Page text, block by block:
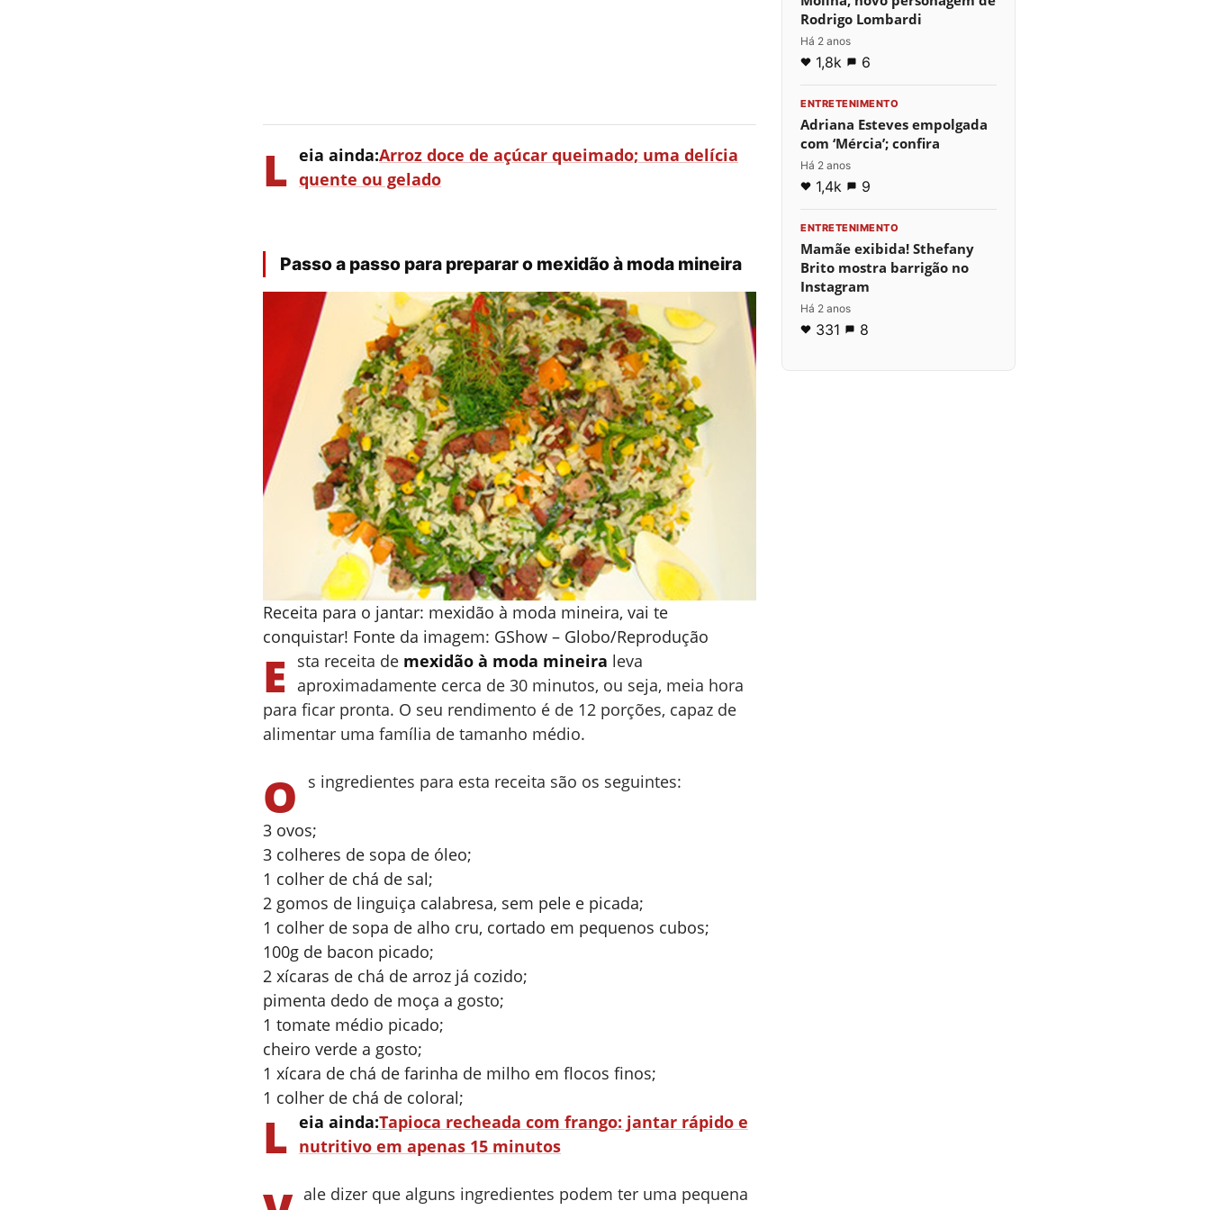
L eia ainda:Arroz doce de açúcar queimado; uma delícia
quente ou gelado
Passo a passo para preparar o mexidão à moda mineira
Receita para o jantar: mexidão à moda mineira, vai te
conquistar! Fonte da imagem: GShow – Globo/Reprodução
E sta receita de mexidão à moda mineira leva
aproximadamente cerca de 30 minutos, ou seja, meia hora
para ficar pronta. O seu rendimento é de 12 porções, capaz de
alimentar uma família de tamanho médio.
O s ingredientes para esta receita são os seguintes:
3 ovos;
3 colheres de sopa de óleo;
1 colher de chá de sal;
2 gomos de linguiça calabresa, sem pele e picada;
1 colher de sopa de alho cru, cortado em pequenos cubos;
100g de bacon picado;
2 xícaras de chá de arroz já cozido;
pimenta dedo de moça a gosto;
1 tomate médio picado;
cheiro verde a gosto;
1 xícara de chá de farinha de milho em flocos finos;
1 colher de chá de coloral;
L eia ainda:Tapioca recheada com frango: jantar rápido e
nutritivo em apenas 15 minutos
ale dizer que alguns ingredientes podem ter uma pequena
Rodrigo Lombardi
Há 2 anos
1,8k 6
ENTRETENIMENTO
Adriana Esteves empolgada
com ‘Mércia’; confira
Há 2 anos
1,4k 9
ENTRETENIMENTO
Mamãe exibida! Sthefany
Brito mostra barrigão no
Instagram
Há 2 anos
331 8